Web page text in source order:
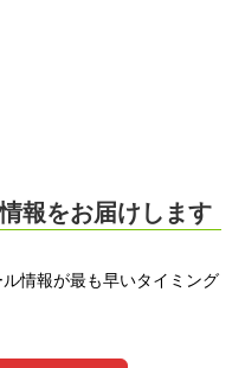
報をお届けします
情報が最も早いタイミング